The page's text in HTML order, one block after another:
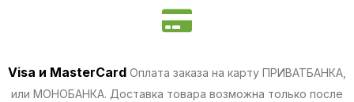
Visa и MasterCard Оплата заказа на карту ПРИВАТБАНКА,
или МОНОБАНКА. Доставка товара возможна только после